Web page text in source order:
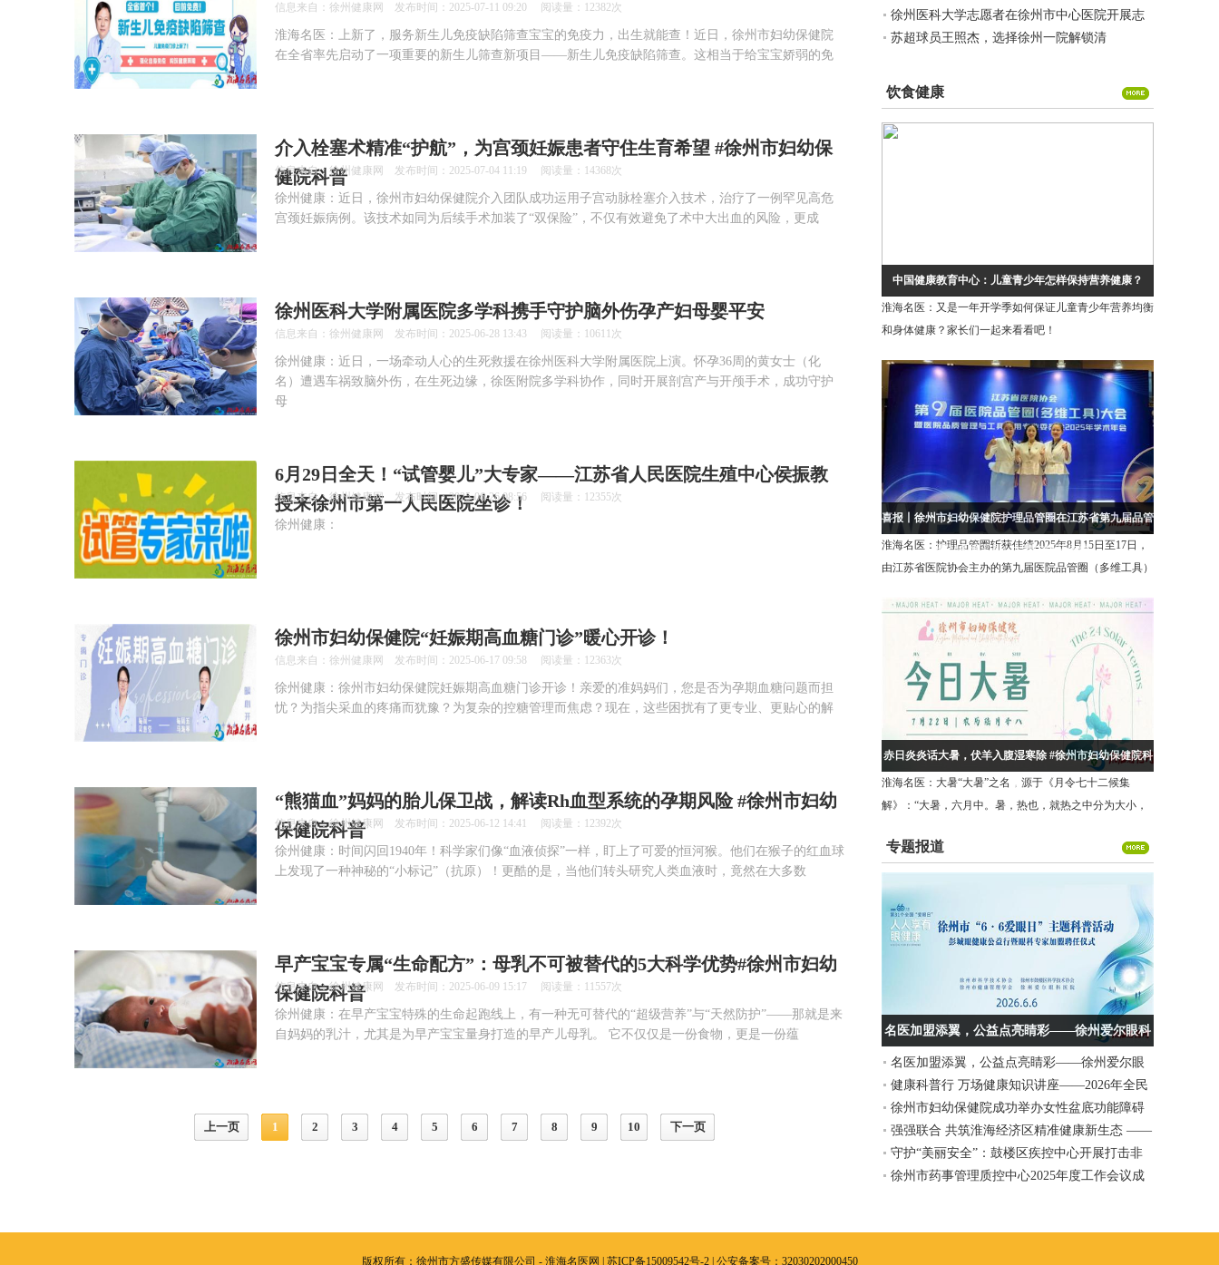
信息来自：徐州健康网 发布时间：2025-07-11 09:20 阅读量：12382次
淮海名医：上新了，服务新生儿免疫缺陷筛查宝宝的免疫力，出生就能查！近日，徐州市妇幼保健院
在全省率先启动了一项重要的新生儿筛查新项目——新生儿免疫缺陷筛查。这相当于给宝宝娇弱的免
介入栓塞术精准“护航”，为宫颈妊娠患者守住生育希望 #徐州市妇幼保
健院科普
信息来自：徐州健康网 发布时间：2025-07-04 11:19 阅读量：14368次
徐州健康：近日，徐州市妇幼保健院介入团队成功运用子宫动脉栓塞介入技术，治疗了一例罕见高危
宫颈妊娠病例。该技术如同为后续手术加装了“双保险”，不仅有效避免了术中大出血的风险，更成
徐州医科大学附属医院多学科携手守护脑外伤孕产妇母婴平安
信息来自：徐州健康网 发布时间：2025-06-28 13:43 阅读量：10611次
徐州健康：近日，一场牵动人心的生死救援在徐州医科大学附属医院上演。怀孕36周的黄女士（化
名）遭遇车祸致脑外伤，在生死边缘，徐医附院多学科协作，同时开展剖宫产与开颅手术，成功守护
母
6月29日全天！“试管婴儿”大专家——江苏省人民医院生殖中心侯振教
授来徐州市第一人民医院坐诊！
信息来自：徐州健康网 发布时间：2025-06-26 08:56 阅读量：12355次
徐州健康：
徐州市妇幼保健院“妊娠期高血糖门诊”暖心开诊！
信息来自：徐州健康网 发布时间：2025-06-17 09:58 阅读量：12363次
徐州健康：徐州市妇幼保健院妊娠期高血糖门诊开诊！亲爱的准妈妈们，您是否为孕期血糖问题而担
忧？为指尖采血的疼痛而犹豫？为复杂的控糖管理而焦虑？现在，这些困扰有了更专业、更贴心的解
“熊猫血”妈妈的胎儿保卫战，解读Rh血型系统的孕期风险 #徐州市妇幼
保健院科普
信息来自：徐州健康网 发布时间：2025-06-12 14:41 阅读量：12392次
徐州健康：时间闪回1940年！科学家们像“血液侦探”一样，盯上了可爱的恒河猴。他们在猴子的红血球
上发现了一种神秘的“小标记”（抗原）！更酷的是，当他们转头研究人类血液时，竟然在大多数
早产宝宝专属“生命配方”：母乳不可被替代的5大科学优势#徐州市妇幼
保健院科普
信息来自：徐州健康网 发布时间：2025-06-09 15:17 阅读量：11557次
徐州健康：在早产宝宝特殊的生命起跑线上，有一种无可替代的“超级营养”与“天然防护”——那就是来
自妈妈的乳汁，尤其是为早产宝宝量身打造的早产儿母乳。 它不仅仅是一份食物，更是一份蕴
上一页 1 2 3 4 5 6 7 8 9 10 下一页
竞争优势
徐州医科大学志愿者在徐州市中心医院开展志
愿服务实践活动
苏超球员王照杰，选择徐州一院解锁清
饮食健康
中国健康教育中心：儿童青少年怎样保持营养健康？
淮海名医：又是一年开学季如何保证儿童青少年营养均衡
和身体健康？家长们一起来看看吧！
喜报丨徐州市妇幼保健院护理品管圈在江苏省第九届品管
圈（多维工具）大赛中斩获佳绩！
淮海名医：护理品管圈斩获佳绩2025年8月15日至17日，
由江苏省医院协会主办的第九届医院品管圈（多维工具）
的“盆悦新生圈”项目，在三级医院护
赤日炎炎话大暑，伏羊入腹湿寒除 #徐州市妇幼保健院科
普
淮海名医：大暑“大暑”之名，源于《月令七十二候集
解》：“大暑，六月中。暑，热也，就热之中分为大小，
代表炎热。夏季最热的时段被划
专题报道
名医加盟添翼，公益点亮睛彩——徐州爱尔眼科
医院“6·6爱眼日”主题活动圆满举行
名医加盟添翼，公益点亮睛彩——徐州爱尔眼
科医院“6·6爱眼日”主题活动圆满举行
健康科普行 万场健康知识讲座——2026年全民
营养周暨“5.20”中国学生营养日、大学生体质提
升行动义诊活动在徐州工程学院举行
徐州市妇幼保健院成功举办女性盆底功能障碍
性疾病诊疗新技术、新进展学习班
强强联合 共筑淮海经济区精准健康新生态 ——
上海细胞治疗集团徐州运营中心与徐州美年大
健康签署战略合作协议
守护“美丽安全”：鼓楼区疾控中心开展打击非
法医美宣传活动
徐州市药事管理质控中心2025年度工作会议成
版权所有：徐州市方盛传媒有限公司 - 淮海名医网 | 苏ICP备15009542号-2| 公安备案号：32030202000450